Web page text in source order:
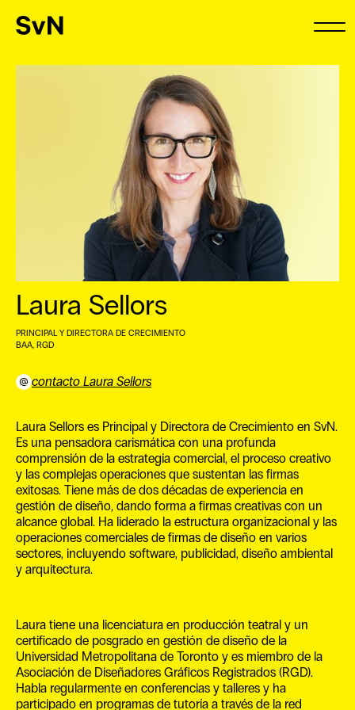
EN
Laura Sellors
PRINCIPAL Y DIRECTORA DE CRECIMIENTO
BAA, RGD
contacto Laura Sellors
Laura Sellors es Principal y Directora de Crecimiento en SvN.
Es una pensadora carismática con una profunda
comprensión de la estrategia comercial, el proceso creativo
y las complejas operaciones que sustentan las firmas
exitosas. Tiene más de dos décadas de experiencia en
gestión de diseño, dando forma a firmas creativas con un
alcance global. Ha liderado la estructura organizacional y las
operaciones comerciales de firmas de diseño en varios
sectores, incluyendo software, publicidad, diseño ambiental
y arquitectura.
Laura tiene una licenciatura en producción teatral y un
certificado de posgrado en gestión de diseño de la
Universidad Metropolitana de Toronto y es miembro de la
Asociación de Diseñadores Gráficos Registrados (RGD).
Habla regularmente en conferencias y talleres y ha
participado en programas de tutoría a través de la red